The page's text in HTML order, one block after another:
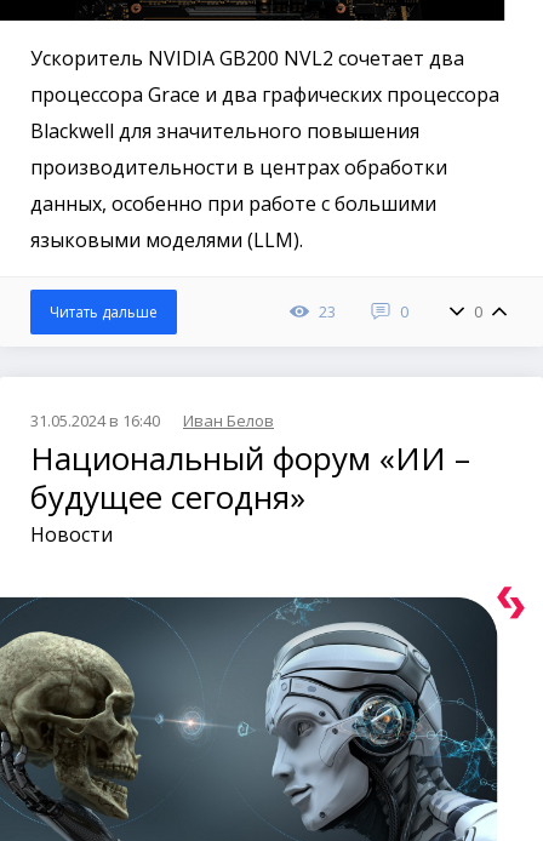
Ускоритель NVIDIA GB200 NVL2 сочетает два
процессора Grace и два графических процессора
Blackwell для значительного повышения
производительности в центрах обработки
данных, особенно при работе с большими
языковыми моделями (LLM).
23 0 0
Читать дальше
31.05.2024 в 16:40 Иван Белов
Национальный форум «ИИ –
будущее сегодня»
Новости